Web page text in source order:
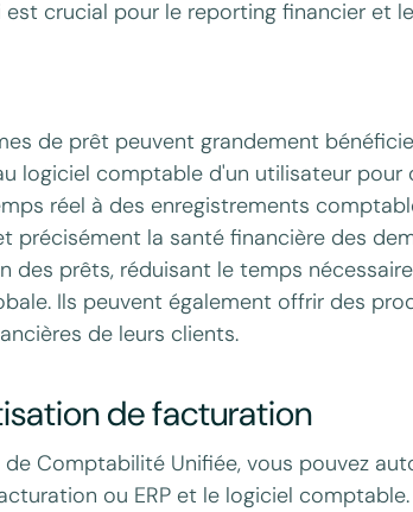
est crucial pour le reporting financier et
de prêt peuvent grandement
logiciel comptable d'un utilisateur
réel à des enregistrements
précisément la santé financière des
des prêts, réduisant le temps
Ils peuvent également offrir des
de leurs clients.
de facturation
de Comptabilité Unifiée, vous pouvez
ou ERP et le logiciel